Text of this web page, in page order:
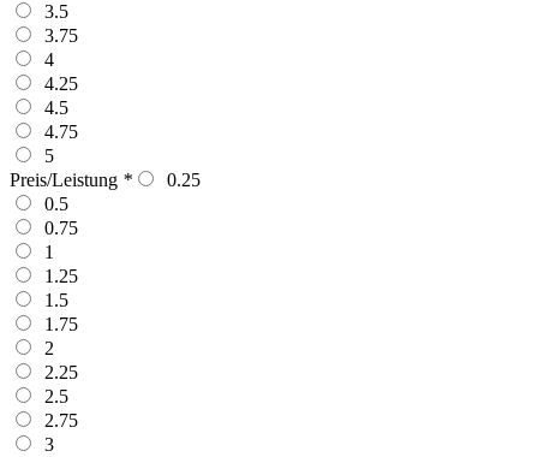
3.5
3.75
4
4.25
4.5
4.75
5
Preis/Leistung *
0.25
0.5
0.75
1
1.25
1.5
1.75
2
2.25
2.5
2.75
3